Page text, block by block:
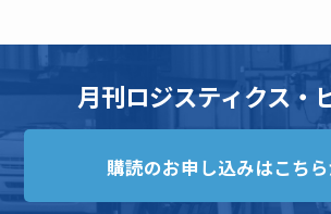
月刊ロジスティクス・
購読のお申し込みはこち